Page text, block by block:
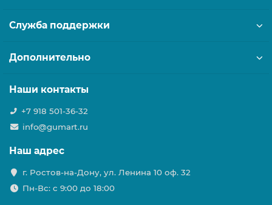
Служба поддержки
Дополнительно
Наши контакты
+7 918 501-36-32
info@gumart.ru
Наш адрес
г. Ростов-на-Дону, ул. Ленина 10 оф. 32
Пн-Вс: c 9:00 до 18:00